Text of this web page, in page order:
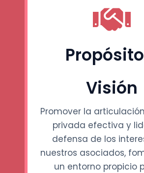
Visión
Promover la
privada efectiva y
defensa de los
nuestros asociados,
un entorno propicio